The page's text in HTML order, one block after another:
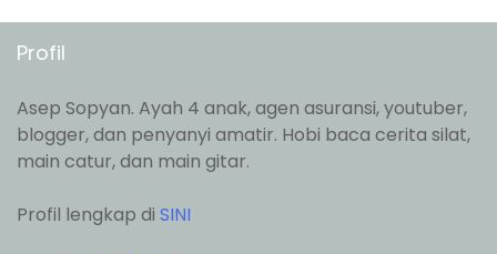
Profil
Asep Sopyan. Ayah 4 anak, agen asuransi, youtuber,
blogger, dan penyanyi amatir. Hobi baca cerita silat,
main catur, dan main gitar.
Profil lengkap di SINI